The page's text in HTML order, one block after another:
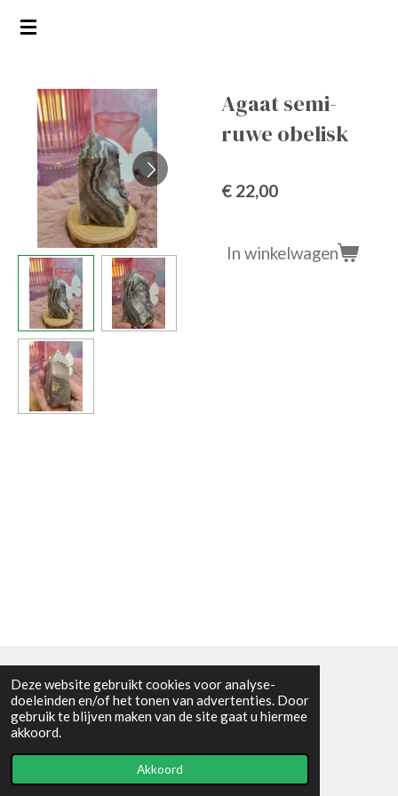
Deze website gebruikt cookies voor analyse-
doeleinden en/of het tonen van advertenties. Door
gebruik te blijven maken van de site gaat u hiermee
akkoord.
Akkoord
Ga
hoofdinhoud
Agaat semi-
ruwe obelisk
€ 22,00
In winkelwagen
Algemene voorwaarden
© 2021 - RC en mineralenshop Het vlinderpad